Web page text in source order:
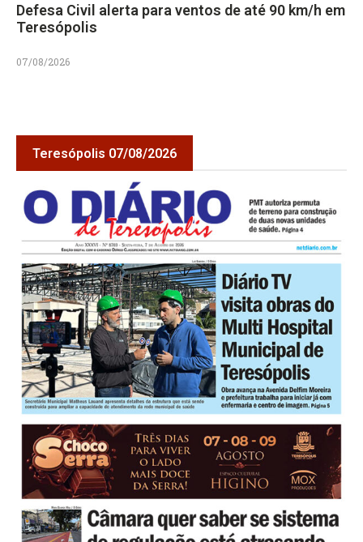
Defesa Civil alerta para ventos de até 90 km/h em
Teresópolis
07/08/2026
Teresópolis 07/08/2026